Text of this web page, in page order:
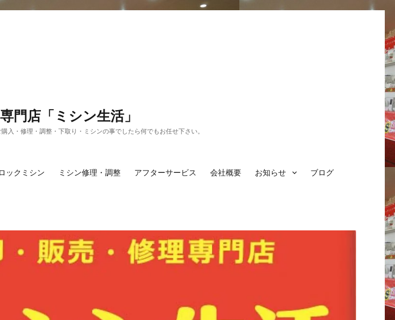
門店「ミシン生活」
・修理・調整・下取り・ミシンの事でしたら何でもお任せ下さい。
ロックミシン ミシン修理・調整 アフターサービス 会社概要 お知らせ ブログ